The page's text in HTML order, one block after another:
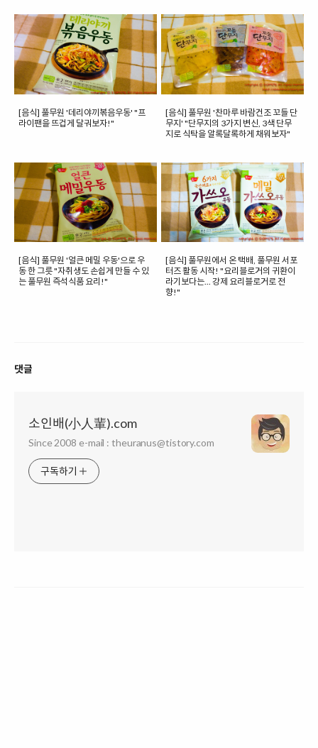
[음식] 풀무원 '데리야끼볶음우동' "프
라이팬을 뜨겁게 달궈보자!"
[음식] 풀무원 '찬마루 바람건조 꼬들 단
무지' "단무지의 3가지 변신, 3색 단무
지로 식탁을 알록달록하게 채워보자"
[음식] 풀무원 '얼큰 메밀 우동'으로 우
동 한 그릇 "자취생도 손쉽게 만들 수 있
는 풀무원 즉석식품 요리!"
[음식] 풀무원에서 온 택배, 풀무원 서포
터즈 활동 시작! "요리블로거의 귀환이
라기보다는... 강제 요리블로거로 전
향!"
댓글
소인배(小人輩).com
Since 2008 e-mail : theuranus@tistory.com
구독하기